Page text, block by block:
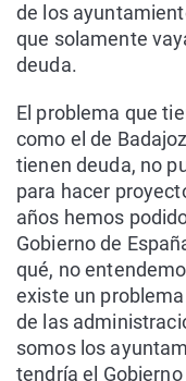
de los
que solamente
deuda.
El problema que
como el de
tienen deuda, no
para hacer
años hemos
Gobierno de
qué, no
existe un
de las
somos los
tendría el